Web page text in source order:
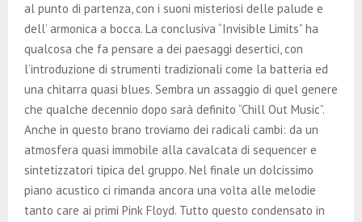
al punto di partenza, con i suoni misteriosi delle palude e
dell’ armonica a bocca. La conclusiva “Invisible Limits” ha
qualcosa che fa pensare a dei paesaggi desertici, con
l’introduzione di strumenti tradizionali come la batteria ed
una chitarra quasi blues. Sembra un assaggio di quel genere
che qualche decennio dopo sarà definito “Chill Out Music”.
Anche in questo brano troviamo dei radicali cambi: da un
atmosfera quasi immobile alla cavalcata di sequencer e
sintetizzatori tipica del gruppo. Nel finale un dolcissimo
piano acustico ci rimanda ancora una volta alle melodie
tanto care ai primi Pink Floyd. Tutto questo condensato in